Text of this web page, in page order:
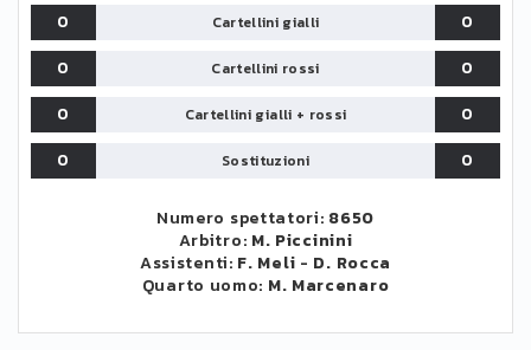
0
Cartellini gialli
0
0
Cartellini rossi
0
0
Cartellini gialli + rossi
0
0
Sostituzioni 0
Numero spettatori: 8650
Arbitro: M. Piccinini
Assistenti: F. Meli - D. Rocca
Quarto uomo: M. Marcenaro